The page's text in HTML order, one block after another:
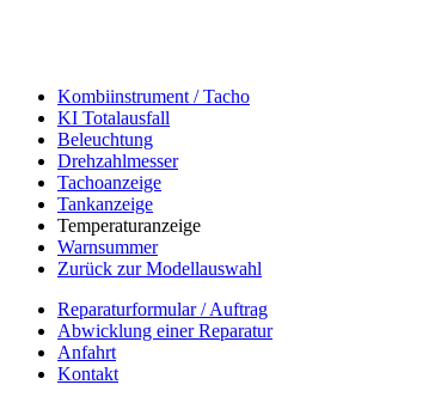
Kombiinstrument / Tacho
KI Totalausfall
Beleuchtung
Drehzahlmesser
Tachoanzeige
Tankanzeige
Temperaturanzeige
Warnsummer
Zurück zur Modellauswahl
Reparaturformular / Auftrag
Abwicklung einer Reparatur
Anfahrt
Kontakt